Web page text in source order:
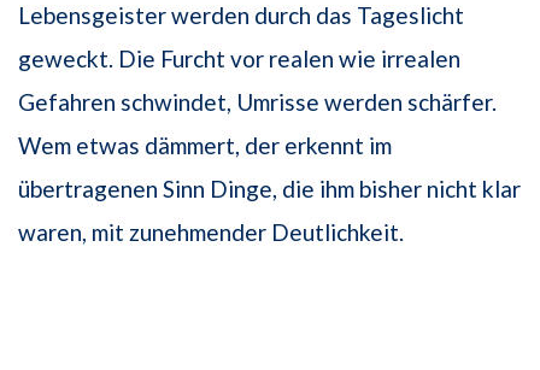
Lebensgeister werden durch das Tageslicht
geweckt. Die Furcht vor realen wie irrealen
Gefahren schwindet, Umrisse werden schärfer.
Wem etwas dämmert, der erkennt im
übertragenen Sinn Dinge, die ihm bisher nicht klar
waren, mit zunehmender Deutlichkeit.